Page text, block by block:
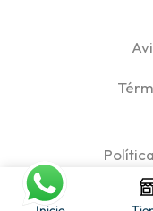
Políticas de